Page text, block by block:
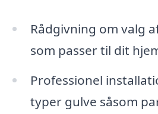
Rådgivning om valg
som passer til dit
Professionel
typer gulve såsom